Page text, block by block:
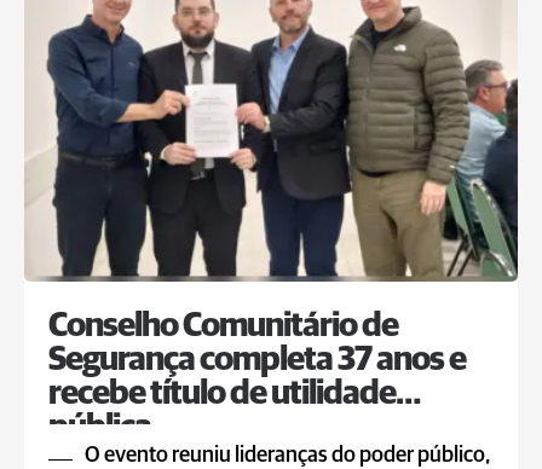
Conselho Comunitário de
Segurança completa 37 anos e
recebe título de utilidade
pública
O evento reuniu lideranças do poder público,